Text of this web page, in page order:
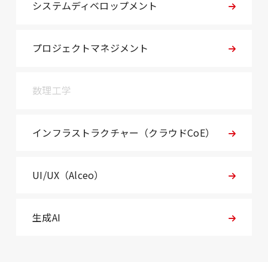
システムディベロップメント
プロジェクトマネジメント
数理工学
インフラストラクチャー（クラウドCoE）
UI/UX（Alceo）
生成AI